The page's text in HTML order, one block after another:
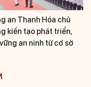
an Thanh Hóa chủ
kiến tạo phát triển,
an ninh từ cơ sở